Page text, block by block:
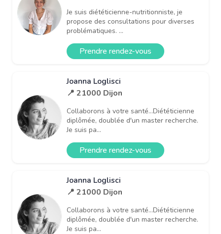
Je suis diététicienne-nutritionniste, je
propose des consultations pour diverses
problématiques. ...
Prendre rendez-vous
Joanna Loglisci
📍 21000 Dijon
Collaborons à votre santé...Diététicienne
diplômée, doublée d'un master recherche.
Je suis pa...
Prendre rendez-vous
Joanna Loglisci
📍 21000 Dijon
Collaborons à votre santé...Diététicienne
diplômée, doublée d'un master recherche.
Je suis pa...